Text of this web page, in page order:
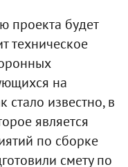
проекта будет
техническое
на
стало известно, в
является
по сборке
смету по